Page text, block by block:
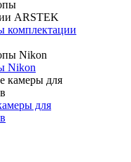
комплектации
Nikon
для